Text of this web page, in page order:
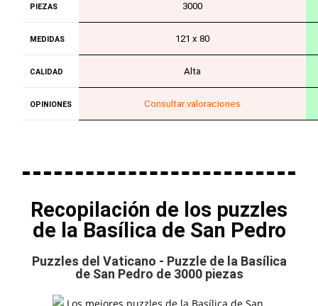
PIEZAS 3000
MEDIDAS 121 x 80
CALIDAD Alta
OPINIONES Consultar valoraciones
Recopilación de los puzzles
de la Basílica de San Pedro
Puzzles del Vaticano - Puzzle de la Basílica
de San Pedro de 3000 piezas